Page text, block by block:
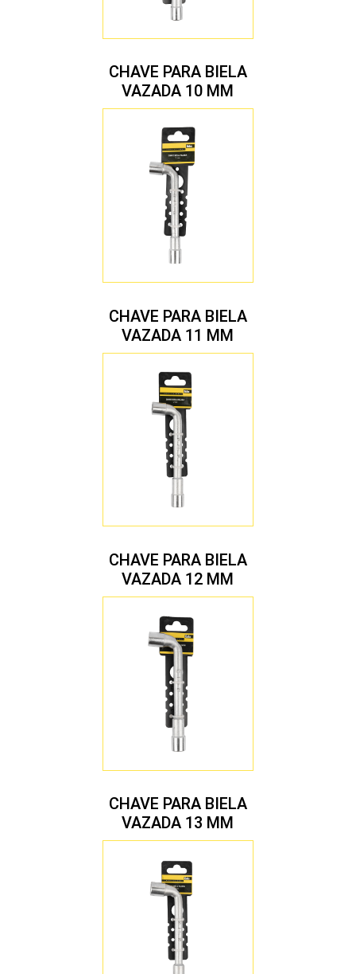
CHAVE PARA BIELA
VAZADA 10 MM
CHAVE PARA BIELA
VAZADA 11 MM
CHAVE PARA BIELA
VAZADA 12 MM
CHAVE PARA BIELA
VAZADA 13 MM